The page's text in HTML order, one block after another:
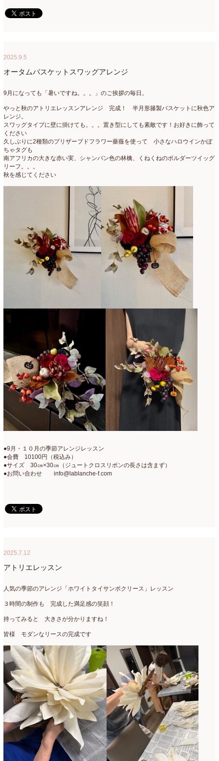
2025.9.5
オータムバスケットスワッグアレンジ
9月になっても「暑いですね。。。」のご挨拶の毎日。
やっと秋のアトリエレッスンアレンジ 完成！ 半月形籐製バスケットに秋色ア
レンジ。
スワッグタイプに壁に掛けても。。。置き型にしても素敵です！お好きに飾って
ください
久しぶりに2種類のプリザーブドフラワー薔薇を使って 小さなハロウインかぼ
ちゃタグも
南アフリカの大きな赤い実、シャンパン色の林檎、くねくねのボルダーツイッグ
リーフ。。。
秋を感じてください
●9月・１０月の季節アレンジレッスン
●会費 10100円（税込み）
●サイズ 30㎝×30㎝（ジュートクロスリボンの長さは含まず）
●お問い合わせ info@lablanche-f.com
2025.7.12
アトリエレッスン
人気の季節のアレンジ「ホワイトタイサンボクリース」レッスン
３時間の制作も 完成した満足感の笑顔！
持ってみると 大きさが分かりますね！
皆様 モダンなリースの完成です